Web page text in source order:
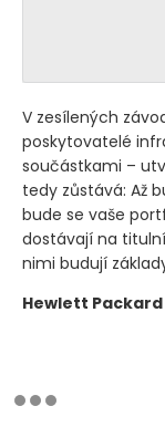
V zesílených
poskytovatelé
součástkami –
tedy zůstává: Až
bude se vaše
dostávají na
nimi budují
Hewlett